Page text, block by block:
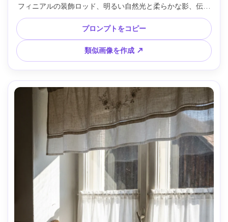
フィニアルの装飾ロッド、明るい自然光と柔らかな影、伝統
的なリビングの装飾、Nikon Z7 II・24mm・f/4、ワイドイン
テリア構図、写実的な生地の重みとたるみ --ar 4:5
プロンプトをコピー
類似画像を作成 ↗